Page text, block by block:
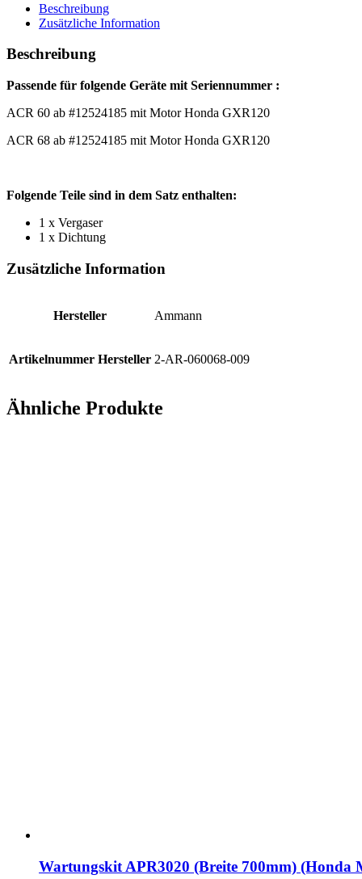
Beschreibung
Zusätzliche Information
Beschreibung
Passende für folgende Geräte mit Seriennummer :
ACR 60 ab #12524185 mit Motor Honda GXR120
ACR 68 ab #12524185 mit Motor Honda GXR120
Folgende Teile sind in dem Satz enthalten:
1 x Vergaser
1 x Dichtung
Zusätzliche Information
Hersteller Ammann
Artikelnummer Hersteller 2-AR-060068-009
Ähnliche Produkte
Wartungskit APR3020 (Breite 700mm) (Honda